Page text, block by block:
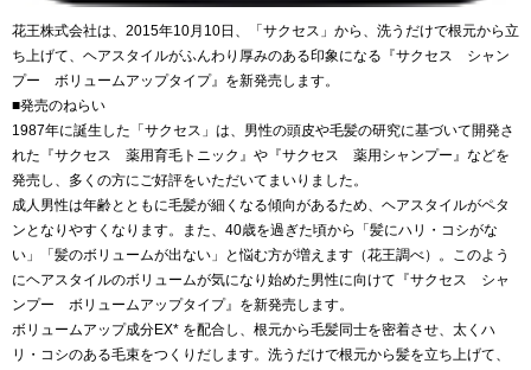
花王株式会社は、2015年10月10日、「サクセス」から、洗うだけで根元から立
ち上げて、ヘアスタイルがふんわり厚みのある印象になる『サクセス シャン
プー ボリュームアップタイプ』を新発売します。
■発売のねらい
1987年に誕生した「サクセス」は、男性の頭皮や毛髪の研究に基づいて開発さ
れた『サクセス 薬用育毛トニック』や『サクセス 薬用シャンプー』などを
発売し、多くの方にご好評をいただいてまいりました。
成人男性は年齢とともに毛髪が細くなる傾向があるため、ヘアスタイルがペタ
ンとなりやすくなります。また、40歳を過ぎた頃から「髪にハリ・コシがな
い」「髪のボリュームが出ない」と悩む方が増えます（花王調べ）。このよう
にヘアスタイルのボリュームが気になり始めた男性に向けて『サクセス シャ
ンプー ボリュームアップタイプ』を新発売します。
ボリュームアップ成分EX* を配合し、根元から毛髪同士を密着させ、太くハ
リ・コシのある毛束をつくりだします。洗うだけで根元から髪を立ち上げて、